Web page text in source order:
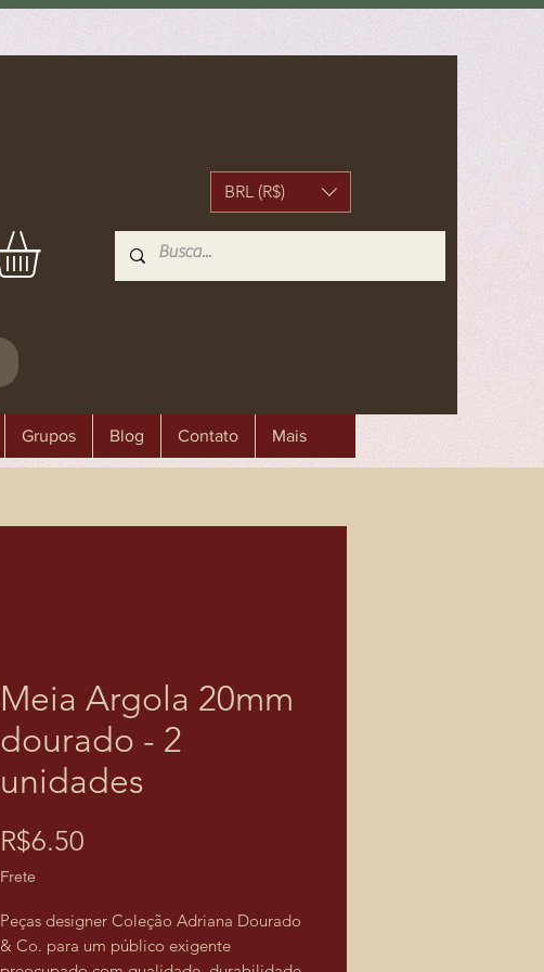
BRL (R$)
Grupos Blog Contato Mais
Meia Argola 20mm
dourado - 2
unidades
R$6.50
Frete
Peças designer Coleção Adriana Dourado
& Co. para um público exigente